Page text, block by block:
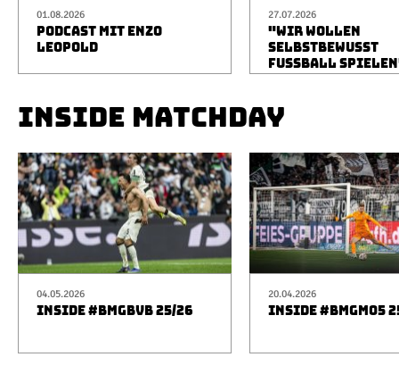
01.08.2026
PODCAST MIT ENZO
LEOPOLD
27.07.2026
"WIR WOLLEN
SELBSTBEWUSST
FUSSBALL
INSIDE MATCHDAY
04.05.2026
INSIDE #BMGBVB 25/26
20.04.2026
INSIDE #BMGM05